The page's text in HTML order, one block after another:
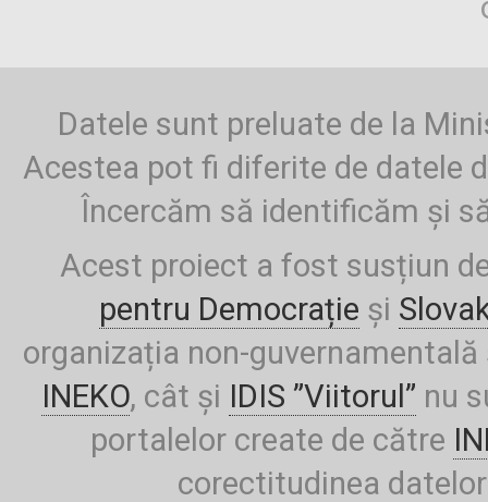
Datele sunt preluate de la
Acestea pot fi diferite de datele
Încercăm să identificăm și
Acest proiect a fost susțiun
pentru Democrație și
organizația non-
INEKO, cât și IDIS ”Viitorul” nu
portalelor create de către
corectitudinea